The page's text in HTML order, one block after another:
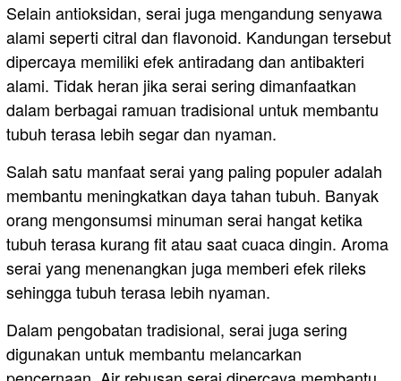
Selain antioksidan, serai juga mengandung senyawa
alami seperti citral dan flavonoid. Kandungan tersebut
dipercaya memiliki efek antiradang dan antibakteri
alami. Tidak heran jika serai sering dimanfaatkan
dalam berbagai ramuan tradisional untuk membantu
tubuh terasa lebih segar dan nyaman.
Salah satu manfaat serai yang paling populer adalah
membantu meningkatkan daya tahan tubuh. Banyak
orang mengonsumsi minuman serai hangat ketika
tubuh terasa kurang fit atau saat cuaca dingin. Aroma
serai yang menenangkan juga memberi efek rileks
sehingga tubuh terasa lebih nyaman.
Dalam pengobatan tradisional, serai juga sering
digunakan untuk membantu melancarkan